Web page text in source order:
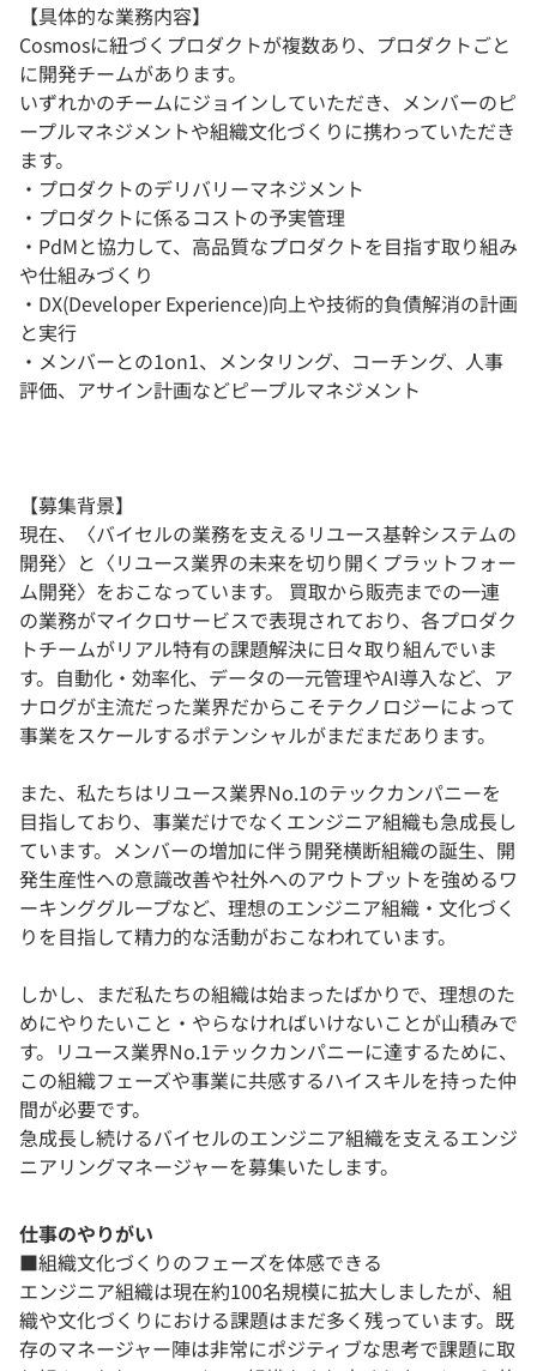
【具体的な業務内容】
Cosmosに紐づくプロダクトが複数あり、プロダクトごと
に開発チームがあります。
いずれかのチームにジョインしていただき、メンバーのピ
ープルマネジメントや組織文化づくりに携わっていただき
ます。
・プロダクトのデリバリーマネジメント
・プロダクトに係るコストの予実管理
・PdMと協力して、高品質なプロダクトを目指す取り組み
や仕組みづくり
・DX(Developer Experience)向上や技術的負債解消の計画
と実行
・メンバーとの1on1、メンタリング、コーチング、人事
評価、アサイン計画などピープルマネジメント
【募集背景】
現在、〈バイセルの業務を支えるリユース基幹システムの
開発〉と〈リユース業界の未来を切り開くプラットフォー
ム開発〉をおこなっています。 買取から販売までの一連
の業務がマイクロサービスで表現されており、各プロダク
トチームがリアル特有の課題解決に日々取り組んでいま
す。自動化・効率化、データの一元管理やAI導入など、ア
ナログが主流だった業界だからこそテクノロジーによって
事業をスケールするポテンシャルがまだまだあります。
また、私たちはリユース業界No.1のテックカンパニーを
目指しており、事業だけでなくエンジニア組織も急成長し
ています。メンバーの増加に伴う開発横断組織の誕生、開
発生産性への意識改善や社外へのアウトプットを強めるワ
ーキンググループなど、理想のエンジニア組織・文化づく
りを目指して精力的な活動がおこなわれています。
しかし、まだ私たちの組織は始まったばかりで、理想のた
めにやりたいこと・やらなければいけないことが山積みで
す。リユース業界No.1テックカンパニーに達するために、
この組織フェーズや事業に共感するハイスキルを持った仲
間が必要です。
急成長し続けるバイセルのエンジニア組織を支えるエンジ
ニアリングマネージャーを募集いたします。
仕事のやりがい
■組織文化づくりのフェーズを体感できる
エンジニア組織は現在約100名規模に拡大しましたが、組
織や文化づくりにおける課題はまだ多く残っています。既
存のマネージャー陣は非常にポジティブな思考で課題に取